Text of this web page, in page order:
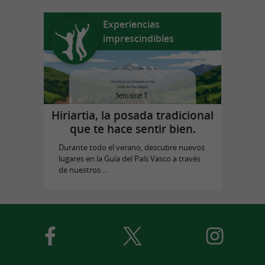
Experiencias
imprescindibles
Hiriartia, la posada tradicional
que te hace sentir bien.
Durante todo el verano, descubre nuevos
lugares en la Guía del País Vasco a través
de nuestros ...